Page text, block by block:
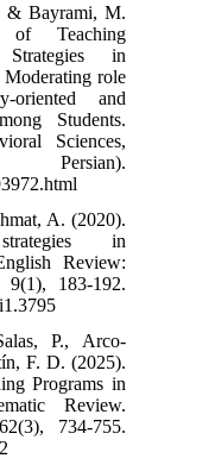
21. Mokhberi,
(2019). The
Motivation
Academic
of the
Performance-
International
13(2),
22. Oktoma,
Journal of
23.
Tirado, J. L., &
Impact of
Primary
Psychology